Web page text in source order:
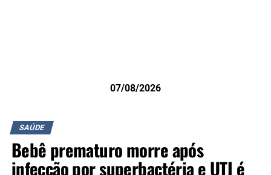
07/08/2026
SAÚDE
Bebê prematuro morre após
infecção por superbactéria e UTI é